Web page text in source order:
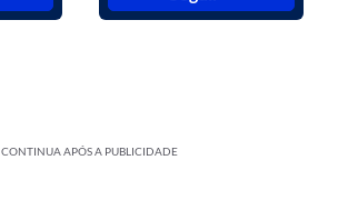
CONTINUA APÓS A PUBLICIDADE